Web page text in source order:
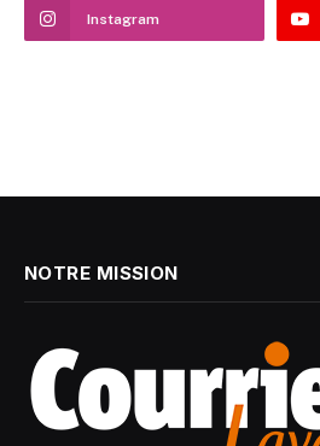
Instagram
NOTRE MISSION